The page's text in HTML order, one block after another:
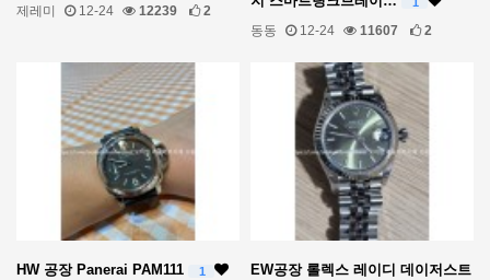
제레미 12-24 12239 2
동동 12-24 11607 2
HW 공장 Panerai PAM111 1
EW공장 롤렉스 레이디 데이저스트